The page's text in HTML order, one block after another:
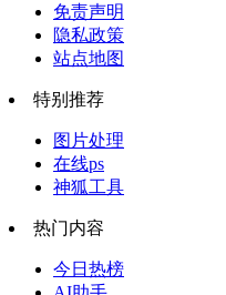
免责声明
隐私政策
站点地图
特别推荐
图片处理
在线ps
神狐工具
热门内容
今日热榜